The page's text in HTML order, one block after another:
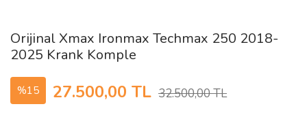
Orijinal Xmax Ironmax Techmax 250 2018-
2025 Krank Komple
%15 27.500,00 TL 32.500,00 TL